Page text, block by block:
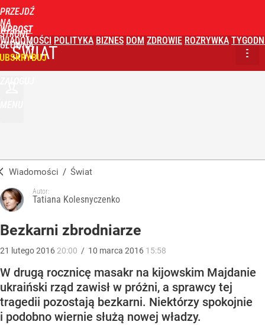
PRZEJDŹ
NA
STRONĘ
GŁÓWNĄ
WPROST
WIADOMOŚCI POLITYKA BIZNES DOM ZDROWIE ROZRYWKA
ŚWIAT
Wiadomości / Świat
Autor:
Tatiana Kolesnyczenko
Bezkarni zbrodniarze
21 lutego2016 20:00 / 10 marca 2016 15:58
W drugą rocznicę masakr na kijowskim Majdanie
ukraiński rząd zawisł w próżni, a sprawcy tej
tragedii pozostają bezkarni. Niektórzy spokojnie
i podobno wiernie służą nowej władzy.